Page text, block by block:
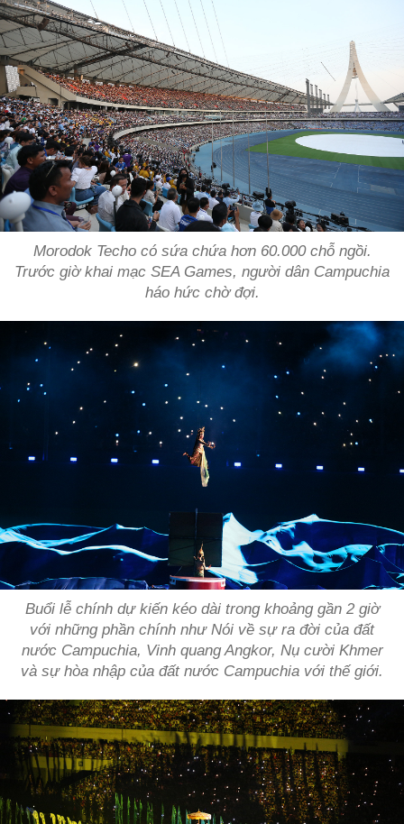
Morodok Techo có sứa chứa hơn 60.000 chỗ ngồi.
Trước giờ khai mạc SEA Games, người dân Campuchia
háo hức chờ đợi.
Buổi lễ chính dự kiến kéo dài trong khoảng gần 2 giờ
với những phần chính như Nói về sự ra đời của đất
nước Campuchia, Vinh quang Angkor, Nụ cười Khmer
và sự hòa nhập của đất nước Campuchia với thế giới.